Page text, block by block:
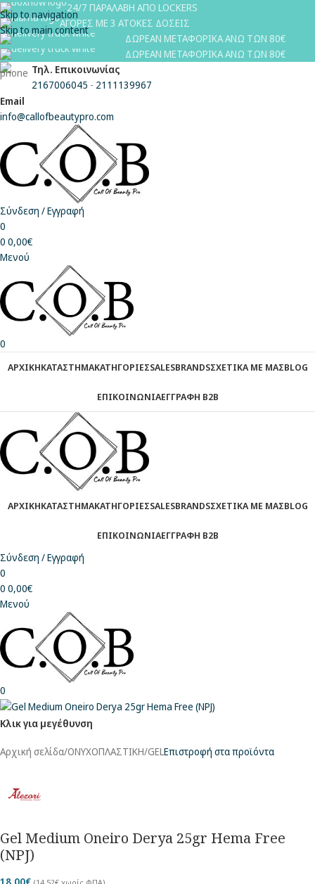
Skip to navigation
Skip to main content
24/7 ΠΑΡΑΛΑΒΗ ΑΠΟ LOCKERS
ΑΓΟΡΕΣ ΜΕ 3 ΑΤΟΚΕΣ ΔΟΣΕΙΣ
ΔΩΡΕΑΝ ΜΕΤΑΦΟΡΙΚΑ ΑΝΩ ΤΩΝ 80€
ΔΩΡΕΑΝ ΜΕΤΑΦΟΡΙΚΑ ΑΝΩ ΤΩΝ 80€
Τηλ. Επικοινωνίας
2167006045 - 2111139967
Email
info@callofbeautypro.com
Σύνδεση / Εγγραφή
0
0 0,00€
Μενού
0
ΑΡΧΙΚΗΚΑΤΑΣΤΗΜΑΚΑΤΗΓΟΡΙΕΣSALESBRANDSΣΧΕΤΙΚΑ ΜΕ ΜΑΣBLOG
ΕΠΙΚΟΙΝΩΝΙΑΕΓΓΡΑΦΗ Β2Β
ΑΡΧΙΚΗΚΑΤΑΣΤΗΜΑΚΑΤΗΓΟΡΙΕΣSALESBRANDSΣΧΕΤΙΚΑ ΜΕ ΜΑΣBLOG
ΕΠΙΚΟΙΝΩΝΙΑΕΓΓΡΑΦΗ Β2Β
Σύνδεση / Εγγραφή
0
0 0,00€
Μενού
0
Κλικ για μεγέθυνση
Αρχική σελίδα/ΟΝΥΧΟΠΛΑΣΤΙΚΗ/GELΕπιστροφή στα προϊόντα
Gel Medium Oneiro Derya 25gr Hema Free
(NPJ)